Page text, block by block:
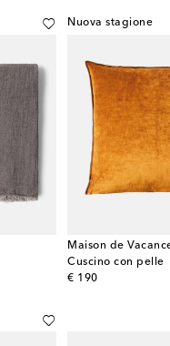
Nuova stagione
Maison de
Cuscino con pelle
€ 190
original price